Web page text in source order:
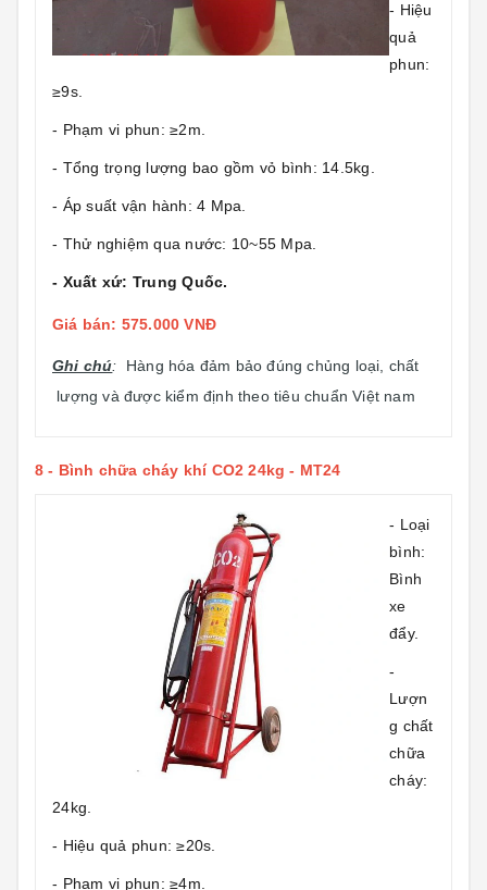
- Hiệu
quả
phun:
≥9s.
- Phạm vi phun: ≥2m.
- Tổng trọng lượng bao gồm vỏ bình: 14.5kg.
- Áp suất vận hành: 4 Mpa.
- Thử nghiệm qua nước: 10~55 Mpa.
- Xuất xứ: Trung Quốc.
Giá bán: 575.000 VNĐ
Ghi chú: Hàng hóa đảm bảo đúng chủng loại, chất
lượng và được kiểm định theo tiêu chuẩn Việt nam
8 - Bình chữa cháy khí CO2 24kg - MT24
- Loại
bình:
Bình
xe
đẩy.
-
Lượn
g chất
chữa
cháy:
24kg.
- Hiệu quả phun: ≥20s.
- Phạm vi phun: ≥4m.